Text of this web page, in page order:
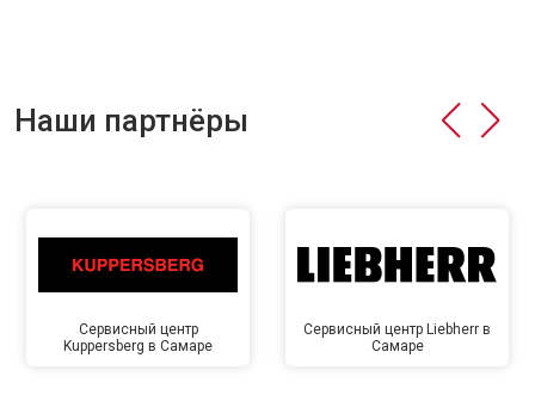
Наши партнёры
Сервисный центр
Kuppersberg в Самаре
Сервисный центр Liebherr в
Самаре